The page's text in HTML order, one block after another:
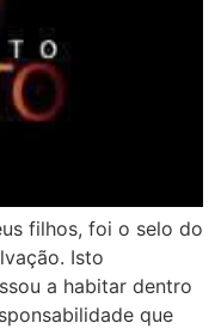
filhos, foi o selo do
Isto
a habitar dentro
que